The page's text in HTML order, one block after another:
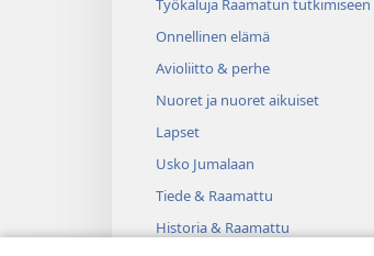
Työkaluja Raamatun tutkimiseen
Onnellinen elämä
Avioliitto & perhe
Nuoret ja nuoret aikuiset
Lapset
Usko Jumalaan
Tiede & Raamattu
Historia & Raamattu